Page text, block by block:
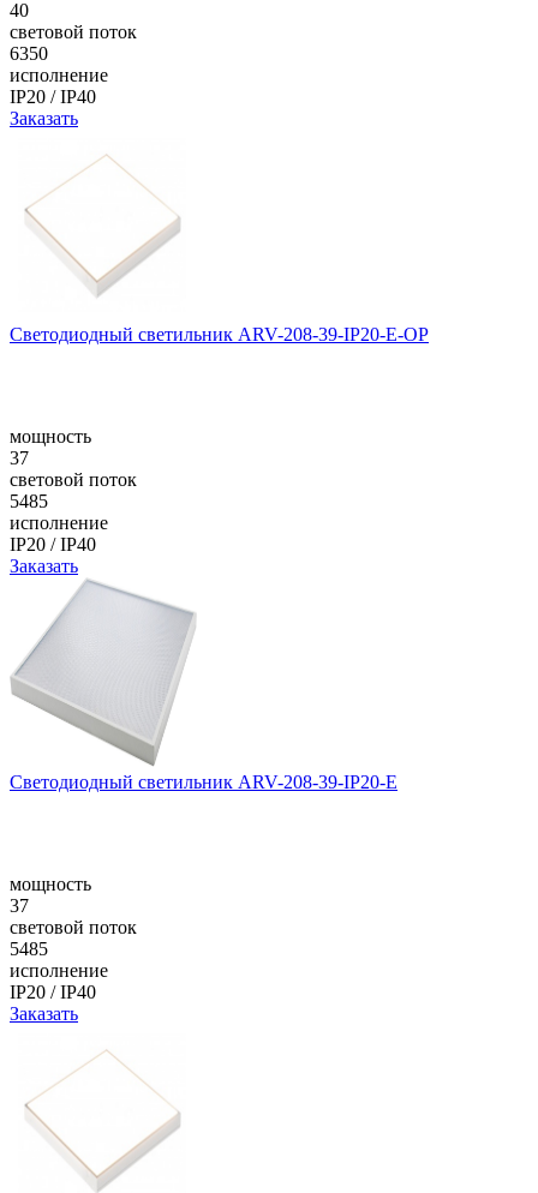
40
световой поток
6350
исполнение
IP20 / IP40
Заказать
Светодиодный светильник ARV-208-39-IP20-E-OP
мощность
37
световой поток
5485
исполнение
IP20 / IP40
Заказать
Светодиодный светильник ARV-208-39-IP20-E
мощность
37
световой поток
5485
исполнение
IP20 / IP40
Заказать